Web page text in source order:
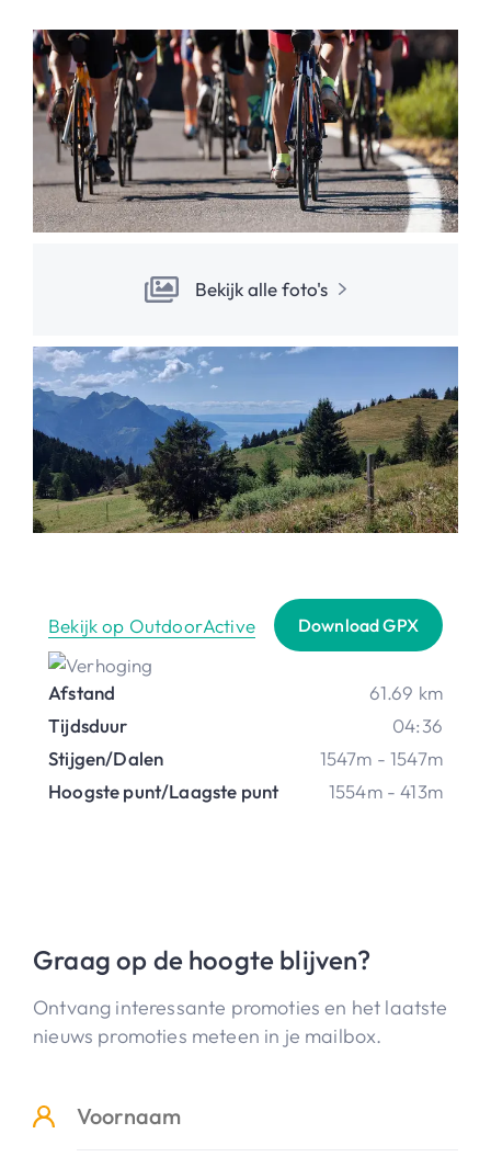
Bekijk alle foto's
Bekijk op OutdoorActive Download GPX
Afstand
61.69 km
Tijdsduur
04:36
Stijgen/Dalen
1547m - 1547m
Hoogste punt/Laagste punt
1554m - 413m
Graag op de hoogte blijven?
Ontvang interessante promoties en het laatste
nieuws promoties meteen in je mailbox.